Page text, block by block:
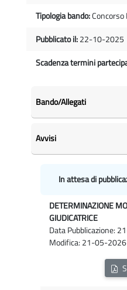
Tipologia bando:Concorso
Pubblicato il:22-10-2025
Scadenza termini
Bando/Allegati
Avvisi
In attesa di
DETERMINAZIONE
GIUDICATRICE
Data Pubblicazione:
Modifica: 21-05-2026